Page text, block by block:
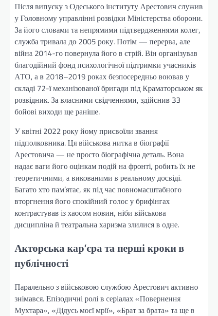
Після випуску з Одеського інституту Арестович служив
у Головному управлінні розвідки Міністерства оборони.
За його словами та непрямими підтвердженнями колег,
служба тривала до 2005 року. Потім — перерва, але
війна 2014-го повернула його в стрій. Він організував
благодійний фонд психологічної підтримки учасників
АТО, а в 2018–2019 роках безпосередньо воював у
складі 72-ї механізованої бригади під Краматорськом як
розвідник. За власними свідченнями, здійснив 33
бойові виходи ще раніше.
У квітні 2022 року йому присвоїли звання
підполковника. Ця військова нитка в біографії
Арестовича — не просто біографічна деталь. Вона
надає ваги його оцінкам подій на фронті, робить їх не
теоретичними, а викованими в реальному досвіді.
Багато хто пам’ятає, як під час повномасштабного
вторгнення його спокійний голос у брифінгах
контрастував із хаосом новин, ніби військова
дисципліна й театральна харизма злилися в одне.
Акторська кар’єра та перші кроки в
публічності
Паралельно з військовою службою Арестович активно
знімався. Епізодичні ролі в серіалах «Повернення
Мухтара», «Дідусь моєї мрії», «Брат за брата» та ще в